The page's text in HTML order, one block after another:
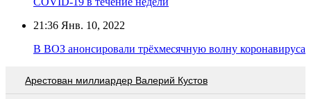
21:36 Янв. 10, 2022
В ВОЗ анонсировали трёхмесячную волну коронавируса
Арестован миллиардер Валерий Кустов